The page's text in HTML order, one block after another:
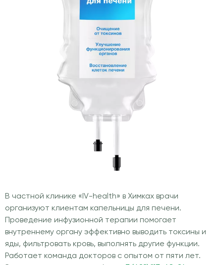
В частной клинике «IV-health» в Химках врачи
организуют клиентам капельницы для печени.
Проведение инфузионной терапии помогает
внутреннему органу эффективно выводить токсины и
яды, фильтровать кровь, выполнять другие функции.
Работает команда докторов с опытом от пяти лет.